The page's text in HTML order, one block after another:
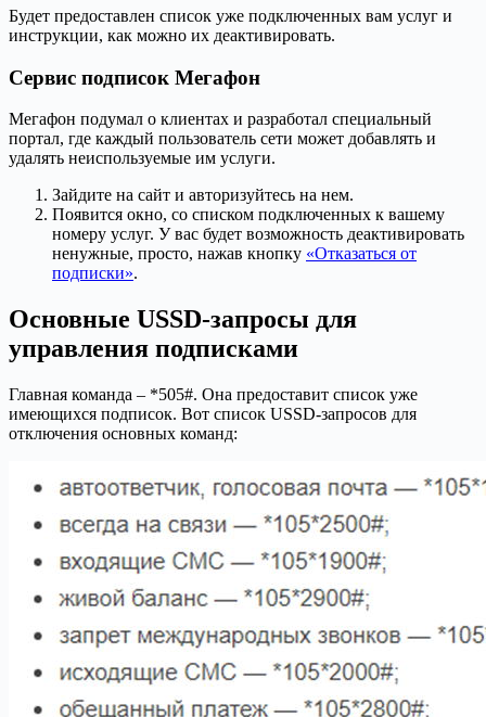
Будет предоставлен список уже подключенных вам услуг и
инструкции, как можно их деактивировать.
Сервис подписок Мегафон
Мегафон подумал о клиентах и разработал специальный
портал, где каждый пользователь сети может добавлять и
удалять неиспользуемые им услуги.
Зайдите на сайт и авторизуйтесь на нем.
Появится окно, со списком подключенных к вашему
номеру услуг. У вас будет возможность деактивировать
ненужные, просто, нажав кнопку «Отказаться от
подписки».
Основные USSD-запросы для
управления подписками
Главная команда – *505#. Она предоставит список уже
имеющихся подписок. Вот список USSD-запросов для
отключения основных команд: